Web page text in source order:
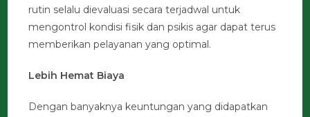
rutin selalu dievaluasi secara terjadwal untuk
mengontrol kondisi fisik dan psikis agar dapat terus
memberikan pelayanan yang optimal.
Lebih Hemat Biaya
Dengan banyaknya keuntungan yang didapatkan